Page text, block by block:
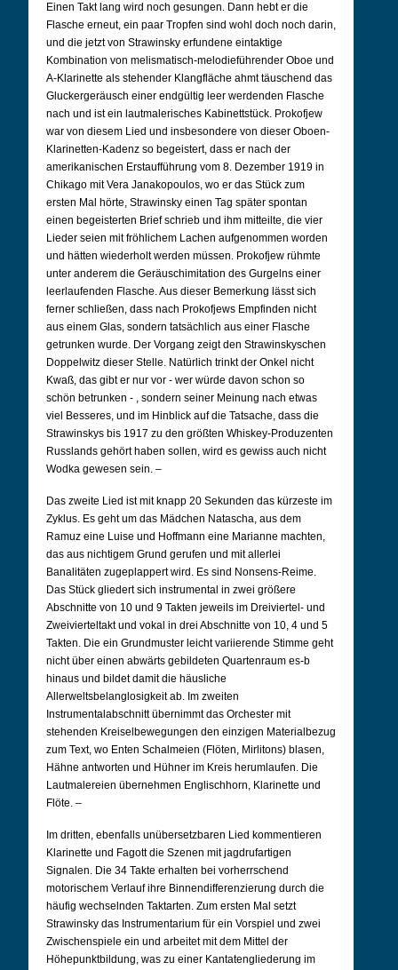
Einen Takt lang wird noch gesungen. Dann hebt er die
Flasche erneut, ein paar Tropfen sind wohl doch noch darin,
und die jetzt von Strawinsky erfundene eintaktige
Kombination von melismatisch-melodieführender Oboe und
A-Klarinette als stehender Klangfläche ahmt täuschend das
Gluckergeräusch einer endgültig leer werdenden Flasche
nach und ist ein lautmalerisches Kabinettstück. Prokofjew
war von diesem Lied und insbesondere von dieser Oboen-
Klarinetten-Kadenz so begeistert, dass er nach der
amerikanischen Erstaufführung vom 8. Dezember 1919 in
Chikago mit Vera Janakopoulos, wo er das Stück zum
ersten Mal hörte, Strawinsky einen Tag später spontan
einen begeisterten Brief schrieb und ihm mitteilte, die vier
Lieder seien mit fröhlichem Lachen aufgenommen worden
und hätten wiederholt werden müssen. Prokofjew rühmte
unter anderem die Geräuschimitation des Gurgelns einer
leerlaufenden Flasche. Aus dieser Bemerkung lässt sich
ferner schließen, dass nach Prokofjews Empfinden nicht
aus einem Glas, sondern tatsächlich aus einer Flasche
getrunken wurde. Der Vorgang zeigt den Strawinskyschen
Doppelwitz dieser Stelle. Natürlich trinkt der Onkel nicht
Kwaß, das gibt er nur vor - wer würde davon schon so
schön betrunken - , sondern seiner Meinung nach etwas
viel Besseres, und im Hinblick auf die Tatsache, dass die
Strawinskys bis 1917 zu den größten Whiskey-Produzenten
Russlands gehört haben sollen, wird es gewiss auch nicht
Wodka gewesen sein. –
Das zweite Lied ist mit knapp 20 Sekunden das kürzeste im
Zyklus. Es geht um das Mädchen Natascha, aus dem
Ramuz eine Luise und Hoffmann eine Marianne machten,
das aus nichtigem Grund gerufen und mit allerlei
Banalitäten zugeplappert wird. Es sind Nonsens-Reime.
Das Stück gliedert sich instrumental in zwei größere
Abschnitte von 10 und 9 Takten jeweils im Dreiviertel- und
Zweivierteltakt und vokal in drei Abschnitte von 10, 4 und 5
Takten. Die ein Grundmuster leicht variierende Stimme geht
nicht über einen abwärts gebildeten Quartenraum es-b
hinaus und bildet damit die häusliche
Allerweltsbelanglosigkeit ab. Im zweiten
Instrumentalabschnitt übernimmt das Orchester mit
stehenden Kreiselbewegungen den einzigen Materialbezug
zum Text, wo Enten Schalmeien (Flöten, Mirlitons) blasen,
Hähne antworten und Hühner im Kreis herumlaufen. Die
Lautmalereien übernehmen Englischhorn, Klarinette und
Flöte. –
Im dritten, ebenfalls unübersetzbaren Lied kommentieren
Klarinette und Fagott die Szenen mit jagdrufartigen
Signalen. Die 34 Takte erhalten bei vorherrschend
motorischem Verlauf ihre Binnendifferenzierung durch die
häufig wechselnden Taktarten. Zum ersten Mal setzt
Strawinsky das Instrumentarium für ein Vorspiel und zwei
Zwischenspiele ein und arbeitet mit dem Mittel der
Höhepunktbildung, was zu einer Kantatengliederung im